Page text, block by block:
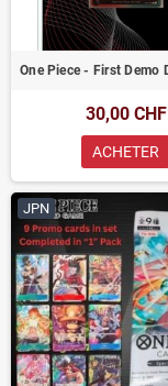
One Piece - First Demo
30,00 CHF
ACHETER
JPN